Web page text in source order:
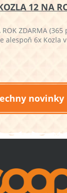
12 NA
ROK ZDARMA
alespoň 6x Kozla
novinky